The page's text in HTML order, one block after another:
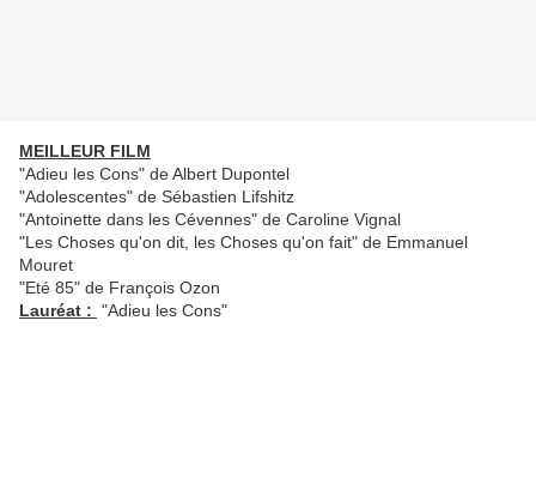
MEILLEUR FILM
"Adieu les Cons" de Albert Dupontel
"Adolescentes" de Sébastien Lifshitz
"Antoinette dans les Cévennes" de Caroline Vignal
"Les Choses qu'on dit, les Choses qu'on fait" de Emmanuel
Mouret
"Eté 85" de François Ozon
Lauréat : "Adieu les Cons"